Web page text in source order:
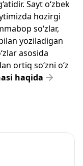
Sayt o‘zbek
hozirgi
so‘zlar,
yoziladigan
asosida
ortiq so‘zni o‘z
haqida